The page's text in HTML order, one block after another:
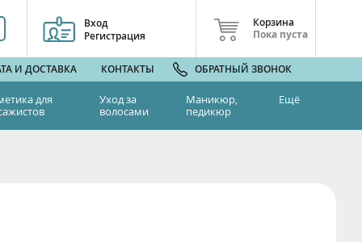
Вход
Регистрация
Корзина
Пока пуста
И ДОСТАВКА КОНТАКТЫ ОБРАТНЫЙ ЗВОНОК
для
Уход за
волосами
Маникюр,
педикюр
Ещё